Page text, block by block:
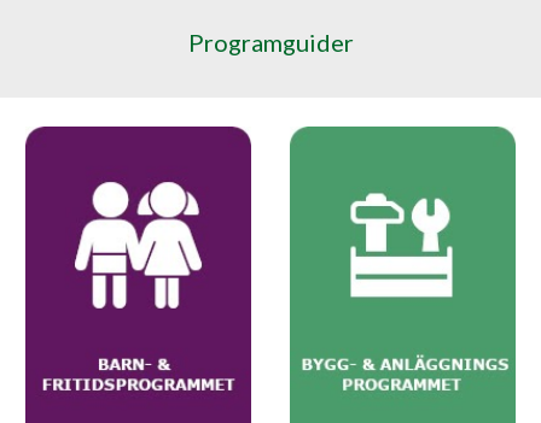
Programguider